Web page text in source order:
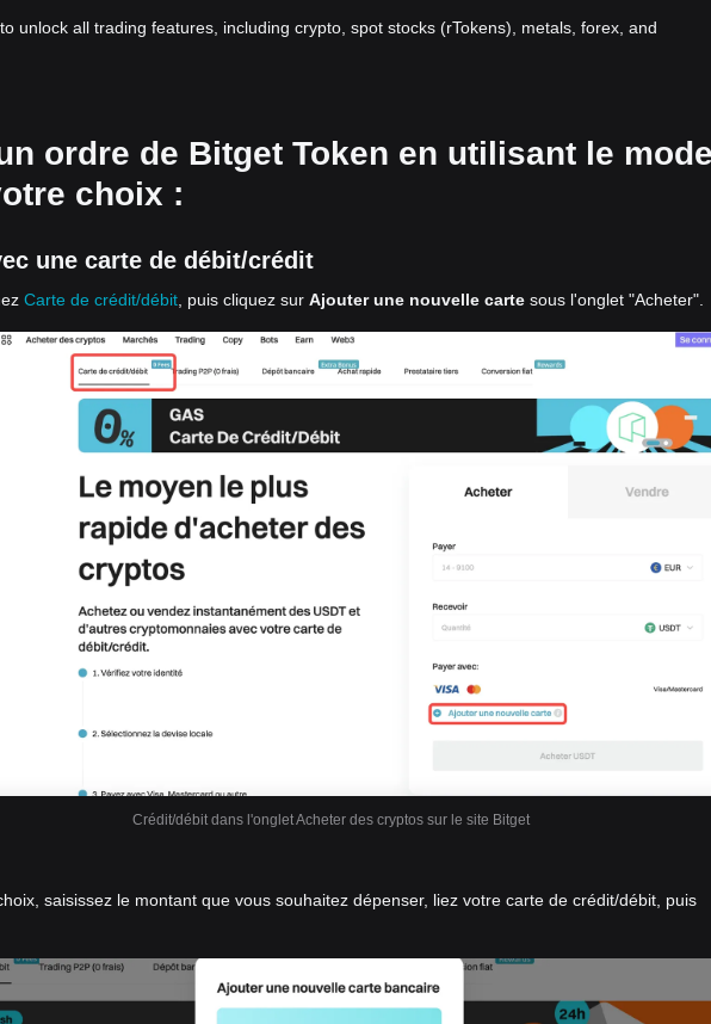
unlock all trading features, including crypto, spot stocks (rTokens), metals, forex, and
ordre de Bitget Token en utilisant le
choix :
une carte de débit/crédit
Carte de crédit/débit , puis cliquez sur Ajouter une nouvelle carte sous l'onglet "Acheter".
Crédit/débit dans l'onglet Acheter des cryptos sur le site Bitget
saisissez le montant que vous souhaitez dépenser, liez votre carte de crédit/débit, puis